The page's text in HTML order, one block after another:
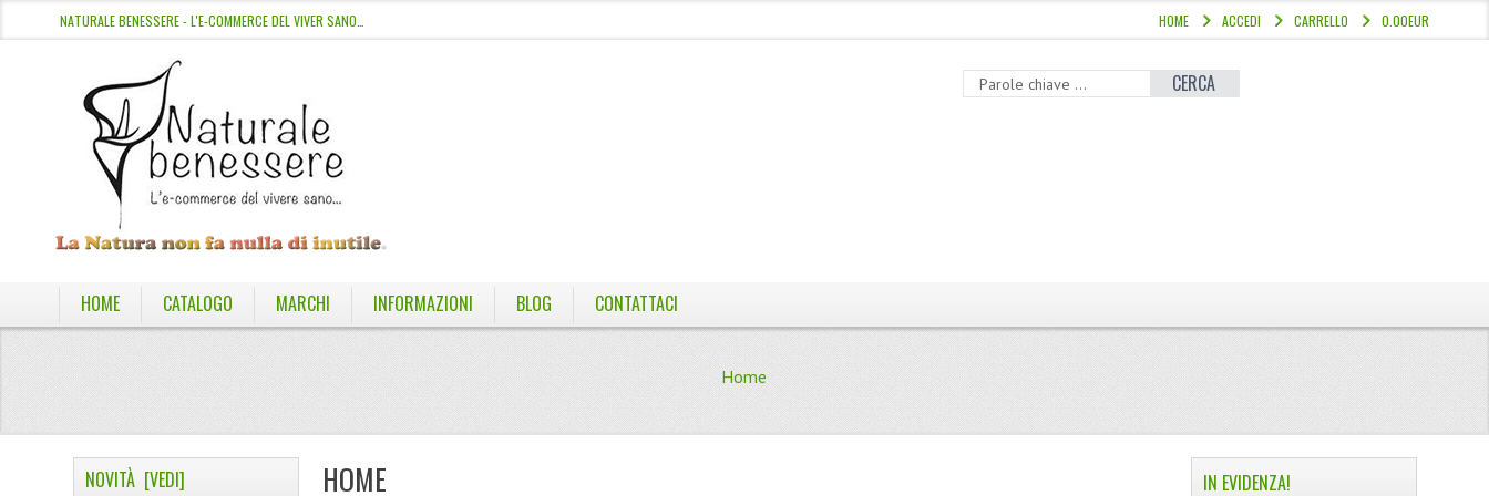
NATURALE BENESSERE - L'E-COMMERCE DEL VIVER SANO… 0.00EUR
CARRELLO
ACCEDI
HOME
CERCA
HOME CATALOGO MARCHI INFORMAZIONI BLOG CONTATTACI
Home
HOME
NOVITÀ [VEDI] IN EVIDENZA!